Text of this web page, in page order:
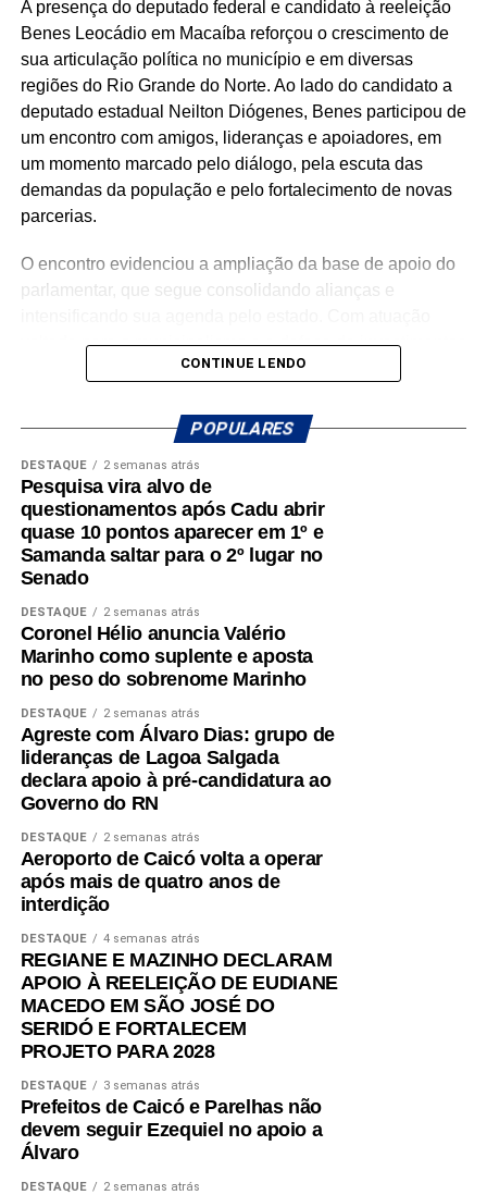
apenas estatísticas: representam segurança fortalecida,
cultura valorizada, entidades beneficiadas, municípios
atendidos e uma atuação parlamentar que alcança quem
mais precisa.
São centenas de requerimentos, dezenas de patrimônios
culturais reconhecidos, organizações apoiadas e
investimentos que chegam aos municípios por meio de
emendas parlamentares. Um trabalho que demonstra que
fazer política é transformar demandas em soluções.
compromisso com o desenvolvimento do Rio Grande do
Norte. Um mandato presente, atuante e comprometido em
A presença do deputado federal e candidato à reeleição
Benes Leocádio em Macaíba reforçou o crescimento de
sua articulação política no município e em diversas
regiões do Rio Grande do Norte. Ao lado do candidato a
deputado estadual Neilton Diógenes, Benes participou de
um encontro com amigos, lideranças e apoiadores, em
um momento marcado pelo diálogo, pela escuta das
demandas da população e pelo fortalecimento de novas
parcerias.
O encontro evidenciou a ampliação da base de apoio do
parlamentar, que segue consolidando alianças e
voltada para o municipalismo e a defesa de investimentos
para os municípios potiguares, Benes tem reforçado o
desenvolvimento do Rio Grande do Norte.
A mobilização em Macaíba representa mais um passo na
construção de uma campanha que busca ampliar sua
presença em todas as regiões do estado, fortalecendo o
diálogo com a população e reafirmando o compromisso
com o futuro dos potiguares.
CONTINUE LENDO
POPULARES
DESTAQUE 2 semanas atrás
Pesquisa vira alvo de
questionamentos após Cadu abrir
quase 10 pontos aparecer em 1º e
Samanda saltar para o 2º lugar no
Senado
DESTAQUE 2 semanas atrás
Coronel Hélio anuncia Valério
Marinho como suplente e aposta
no peso do sobrenome Marinho
DESTAQUE 2 semanas atrás
Agreste com Álvaro Dias: grupo de
lideranças de Lagoa Salgada
declara apoio à pré-candidatura ao
Governo do RN
DESTAQUE 2 semanas atrás
Aeroporto de Caicó volta a operar
após mais de quatro anos de
interdição
DESTAQUE 4 semanas atrás
REGIANE E MAZINHO DECLARAM
APOIO À REELEIÇÃO DE EUDIANE
MACEDO EM SÃO JOSÉ DO
SERIDÓ E FORTALECEM
PROJETO PARA 2028
DESTAQUE 3 semanas atrás
Prefeitos de Caicó e Parelhas não
devem seguir Ezequiel no apoio a
Álvaro
DESTAQUE 2 semanas atrás